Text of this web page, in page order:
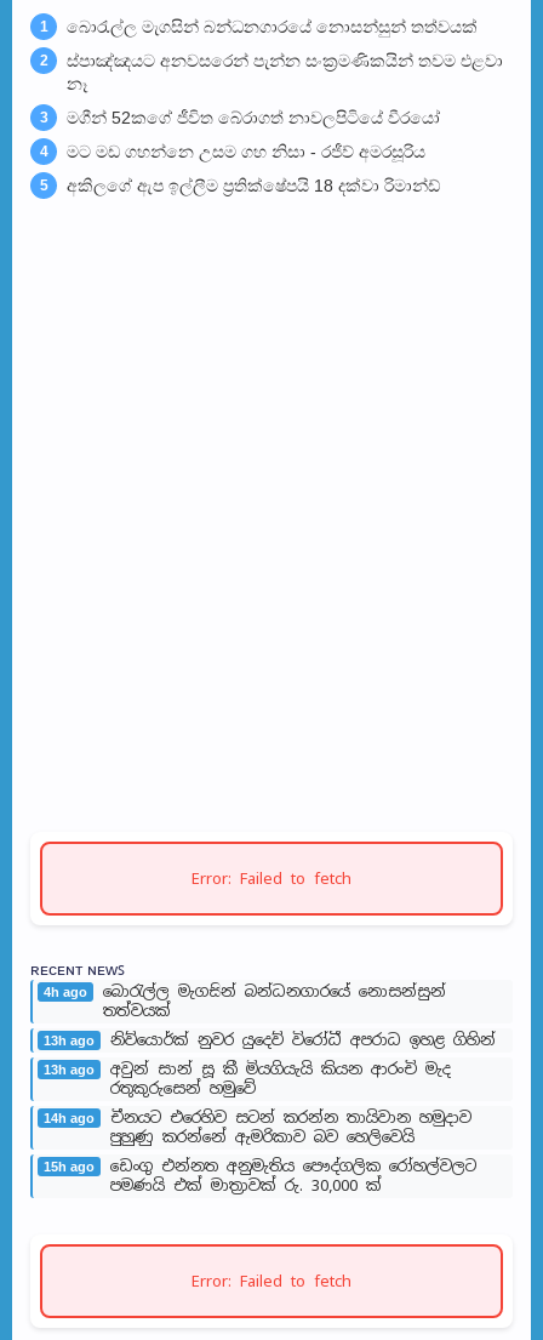
1 බොරැල්ල මැගසින් බන්ධනගාරයේ නොසන්සුන් තත්වයක්
2
ස්පාඤ්ඤයට අනවසරෙන් පැන්න සංක්‍රමණිකයින් තවම එළවා
නෑ
3 මගීන් 52කගේ ජීවිත බේරා­ගත් නාව­ල­පි­ටියේ වීරයෝ
4 මට මඩ ගහන්නෙ උසම ගහ නිසා - රජීව් අමරසූරිය
5 අකිලගේ ඇප ඉල්ලීම ප්‍රතික්ෂේපයි 18 දක්වා රිමාන්ඩ්
Error: Failed to fetch
ʀᴇᴄᴇɴᴛ ɴᴇᴡꜱ
4h ago
බොරැල්ල මැගසින් බන්ධනගාරයේ නොසන්සුන්
තත්වයක්
13h ago නිව්යොර්ක් නුවර යුදෙව් විරෝධී අපරාධ ඉහළ ගිහින්
13h ago
අවුන් සාන් සූ කී මියගියැයි කියන ආරංචි මැද
රතුකුරුසෙන් හමුවේ
14h ago
චීනයට එරෙහිව සටන් කරන්න තායිවාන හමුදාව
පුහුණු කරන්නේ ඇමරිකාව බව හෙලිවෙයි
15h ago
ඩෙංගු එන්නත අනුමැතිය පෞද්ගලික රෝහල්වලට
පමණයි එක් මාත්‍රාවක් රු. 30,000 ක්
Error: Failed to fetch